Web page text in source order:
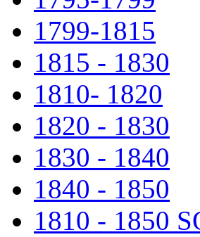
1799-1815
1815 - 1830
1810- 1820
1820 - 1830
1830 - 1840
1840 - 1850
1810 - 1850